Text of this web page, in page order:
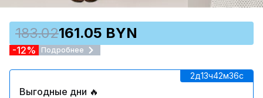
183.02161.05 BYN
-12% Подробнее
2д13ч42м36c
Выгодные дни 🔥